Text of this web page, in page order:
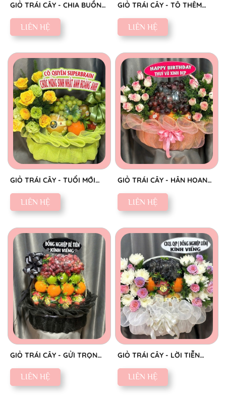
GIỎ TRÁI CÂY - CHIA BUỒN
CHÂN THÀNH
LIÊN HỆ
GIỎ TRÁI CÂY - TÔ THÊM
SẮC NGỌT
LIÊN HỆ
GIỎ TRÁI CÂY - TUỔI MỚI
VINH HOA
LIÊN HỆ
GIỎ TRÁI CÂY - HÂN HOAN
CHÚC MỪNG
LIÊN HỆ
GIỎ TRÁI CÂY - GỬI TRỌN
THÀNH KÍNH
LIÊN HỆ
GIỎ TRÁI CÂY - LỜI TIỄN
BIỆT SAU
LIÊN HỆ